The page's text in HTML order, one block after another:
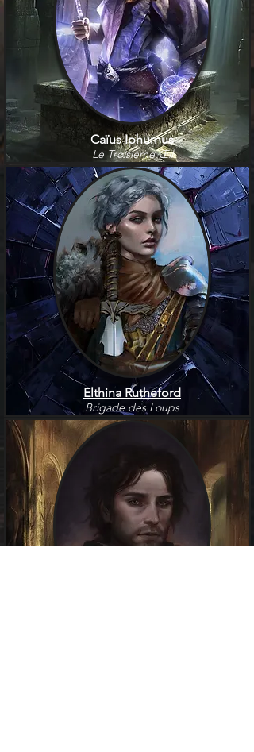
Caïus Iphurnus
Le Troisième Œil
Elthina Rutheford
Brigade des Loups